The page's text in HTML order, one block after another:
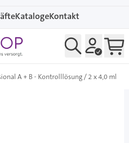
KatalogeKontakt
A + B - Kontrolllösung / 2 x 4,0 ml